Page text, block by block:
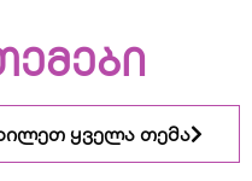
ყველა თემა